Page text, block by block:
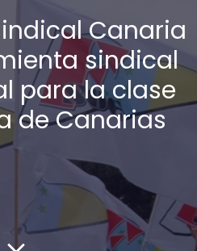
Canaria
sindical
para la clase
de Canarias